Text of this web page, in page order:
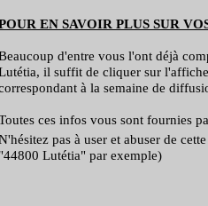
EN SAVOIR PLUS SUR
d'entre vous l'ont déjà
il suffit de cliquer sur l'affiche
à la semaine de
ces infos vous sont fournies
pas à user et abuser de
"44800 Lutétia" par exemple)